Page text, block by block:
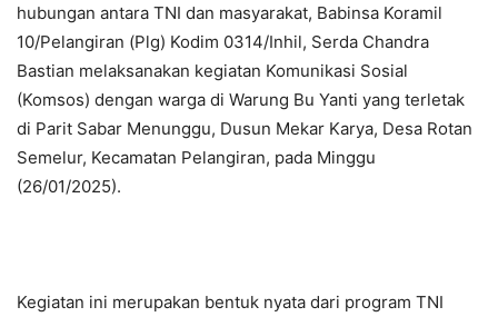
hubungan antara TNI dan masyarakat, Babinsa Koramil
10/Pelangiran (Plg) Kodim 0314/Inhil, Serda Chandra
Bastian melaksanakan kegiatan Komunikasi Sosial
(Komsos) dengan warga di Warung Bu Yanti yang terletak
di Parit Sabar Menunggu, Dusun Mekar Karya, Desa Rotan
Semelur, Kecamatan Pelangiran, pada Minggu
(26/01/2025).
Kegiatan ini merupakan bentuk nyata dari program TNI